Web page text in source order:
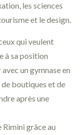
les sciences
et le design.
qui veulent
à sa position
un gymnase en
boutiques et de
après une
grâce au